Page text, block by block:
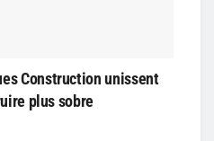
Construction unissent
plus sobre